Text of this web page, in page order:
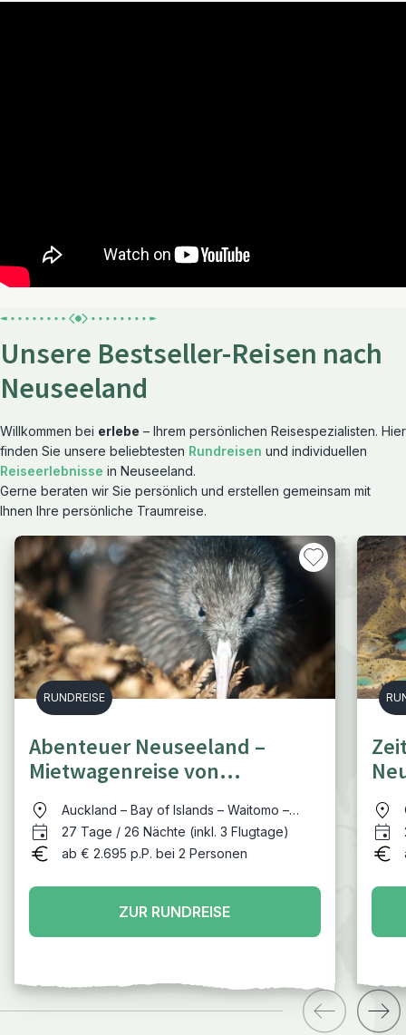
Unsere Bestseller-Reisen nach
Neuseeland
Willkommen bei erlebe – Ihrem persönlichen Reisespezialisten. Hier
finden Sie unsere beliebtesten Rundreisen und individuellen
Reiseerlebnisse in Neuseeland.
Gerne beraten wir Sie persönlich und erstellen gemeinsam mit
Ihnen Ihre persönliche Traumreise.
RUNDREISE
Abenteuer Neuseeland –
Mietwagenreise von
Palmenstränden zu
Gletscherseen
Auckland – Bay of Islands – Waitomo –
Matamata - Rotorua – Tongariro NP –
Wellington – Picton – Abel Tasman NP –
Te Anau – Milford Sound – Catlins –
Dunedin – Akaroa - Christchurch
27 Tage / 26 Nächte (inkl. 3 Flugtage)
ab € 2.695 p.P. bei 2 Personen
ZUR RUNDREISE